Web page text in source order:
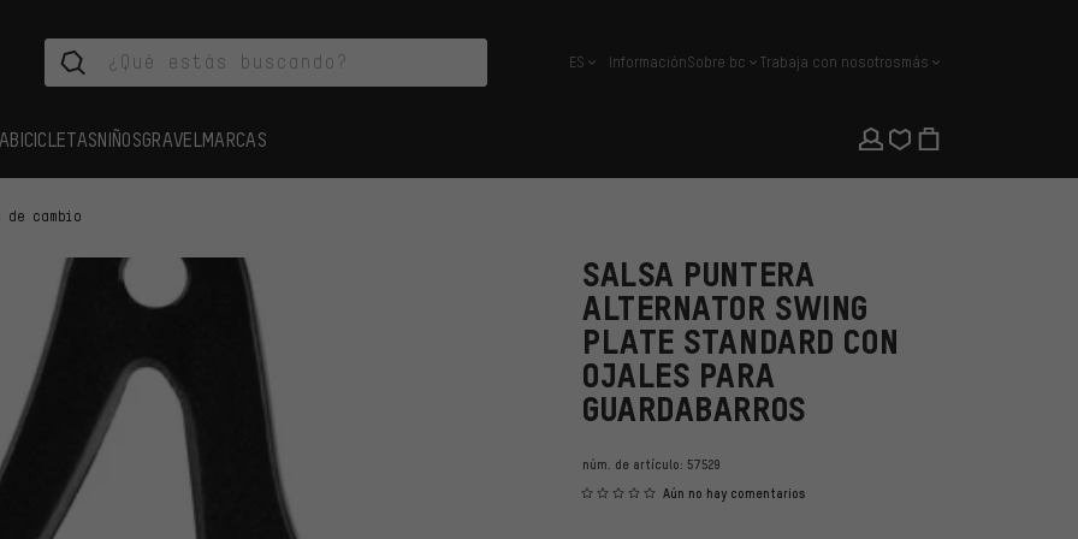
español
ES InformaciónSobre bc Trabaja con nosotrosmás
BICICLETASNIÑOSGRAVEL MARCAS
cambio
SALSA PUNTERA
ALTERNATOR SWING
PLATE STANDARD CON
OJALES PARA
GUARDABARROS
núm. de artículo: 57529
Aún no hay comentarios